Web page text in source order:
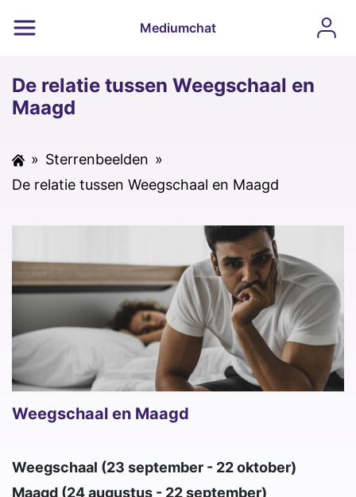
Mediumchat
De relatie tussen Weegschaal en
Maagd
» Sterrenbeelden »
De relatie tussen Weegschaal en Maagd
Weegschaal en Maagd
Weegschaal (23 september - 22 oktober)
Maagd (24 augustus - 22 september)